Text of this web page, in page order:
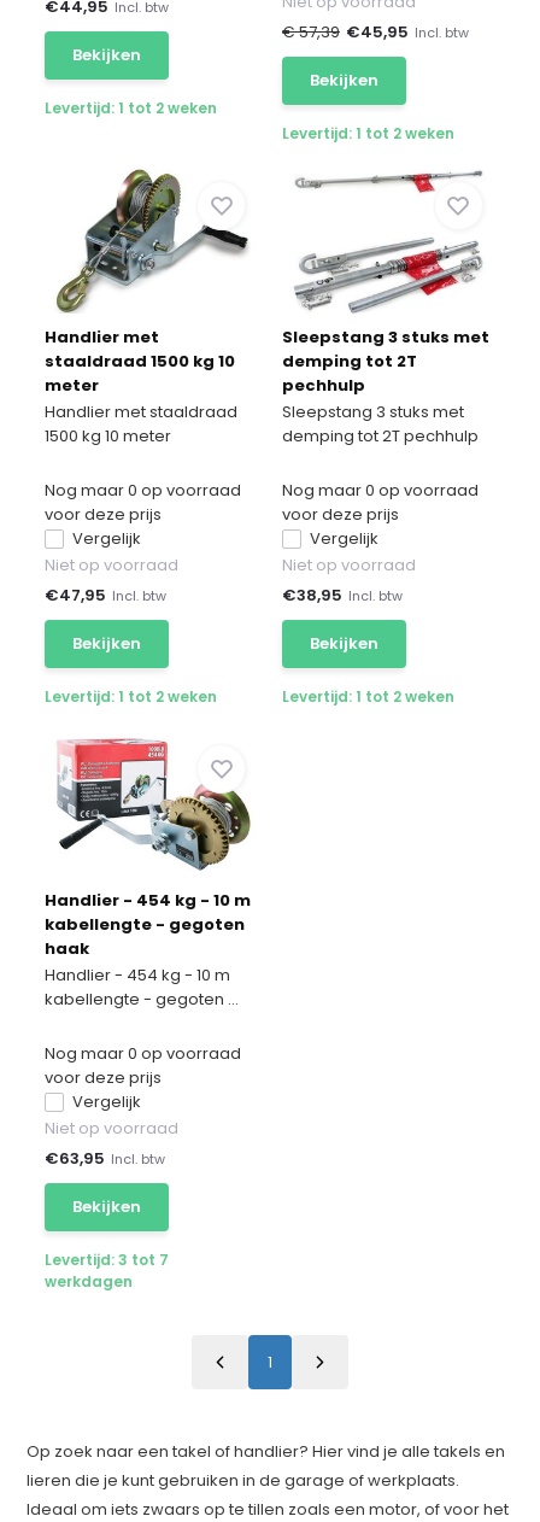
€44,95 Incl. btw
Bekijken
Levertijd: 1 tot 2 weken
€ 57,39 €45,95 Incl. btw
Bekijken
Levertijd: 1 tot 2 weken
Handlier met
staaldraad 1500 kg 10
meter
Handlier met staaldraad
1500 kg 10 meter
Nog maar 0 op voorraad
voor deze prijs
Vergelijk
Niet op voorraad
€47,95 Incl. btw
Bekijken
Levertijd: 1 tot 2 weken
Sleepstang 3 stuks met
demping tot 2T
pechhulp
Sleepstang 3 stuks met
demping tot 2T pechhulp
Nog maar 0 op voorraad
voor deze prijs
Vergelijk
Niet op voorraad
€38,95 Incl. btw
Bekijken
Levertijd: 1 tot 2 weken
Handlier - 454 kg - 10 m
kabellengte - gegoten
haak
Handlier - 454 kg - 10 m
kabellengte - gegoten ...
Nog maar 0 op voorraad
voor deze prijs
Vergelijk
Niet op voorraad
€63,95 Incl. btw
Bekijken
Levertijd: 3 tot 7
werkdagen
1
Op zoek naar een takel of handlier? Hier vind je alle takels en
lieren die je kunt gebruiken in de garage of werkplaats.
Ideaal om iets zwaars op te tillen zoals een motor, of voor het